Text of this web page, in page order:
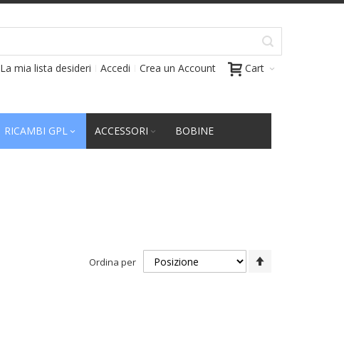
Cart
La mia lista desideri Accedi Crea un Account
RICAMBI GPL ACCESSORI BOBINE
Ordina per